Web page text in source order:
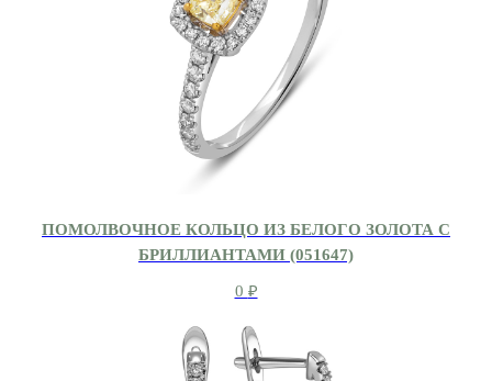
ПОМОЛВОЧНОЕ КОЛЬЦО ИЗ БЕЛОГО ЗОЛОТА С
БРИЛЛИАНТАМИ (051647)
0 ₽